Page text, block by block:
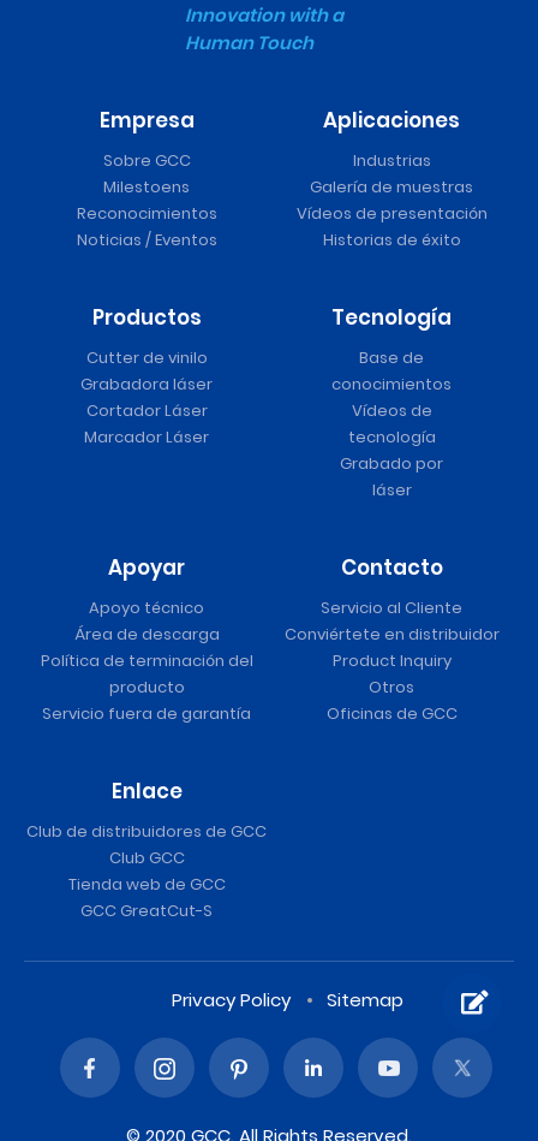
Innovation with a
Human Touch
Empresa
Sobre GCC
Milestoens
Reconocimientos
Noticias / Eventos
Aplicaciones
Industrias
Galería de muestras
Vídeos de presentación
Historias de éxito
Productos
Cutter de vinilo
Grabadora láser
Cortador Láser
Marcador Láser
Tecnología
Base de
conocimientos
Vídeos de
tecnología
Grabado por
láser
Apoyar
Apoyo técnico
Área de descarga
Política de terminación del
producto
Servicio fuera de garantía
Contacto
Servicio al Cliente
Conviértete en distribuidor
Product Inquiry
Otros
Oficinas de GCC
Enlace
Club de distribuidores de GCC
Club GCC
Tienda web de GCC
GCC GreatCut-S
Privacy Policy Sitemap
© 2020 GCC. All Rights Reserved.